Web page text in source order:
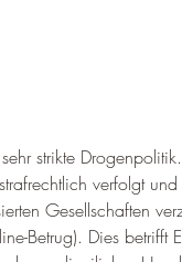
strikte
verfolgt
Gesellschaften
Betrug). Dies